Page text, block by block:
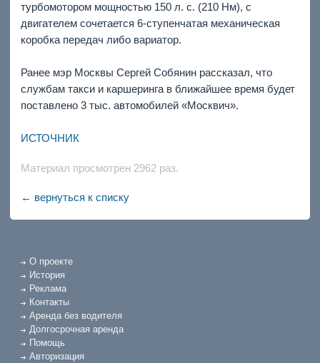
турбомотором мощностью 150 л. с. (210 Нм), с
двигателем сочетается 6-ступенчатая механическая
коробка передач либо вариатор.
Ранее мэр Москвы Сергей Собянин рассказал, что
службам такси и каршеринга в ближайшее время будет
поставлено 3 тыс. автомобилей «Москвич».
ИСТОЧНИК
Материал просмотрен 2962 раз.
← вернуться к списку
О проекте
История
Реклама
Контакты
Аренда без водителя
Долгосрочная аренда
Помощь
Авторизация